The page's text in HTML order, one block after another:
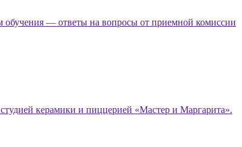
обучения — ответы на вопросы от приемной комиссии
керамики и пиццерией «Мастер и Маргарита».